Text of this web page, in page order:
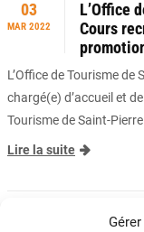
03
MAR 2022
L’Office
Cours
L’Office de Tourisme
chargé(e) d’accueil et
Tourisme de Saint-
Lire la suite